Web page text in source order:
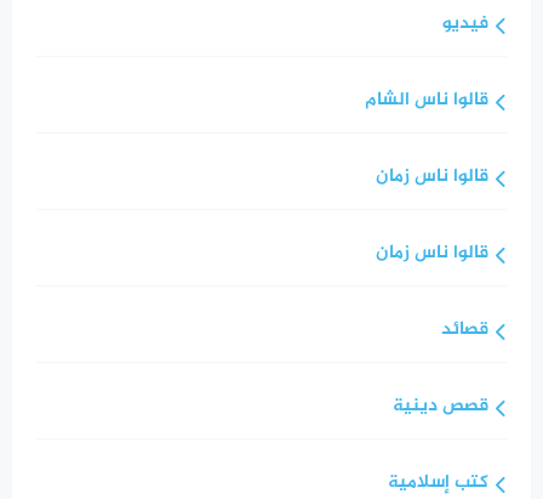
فيديو
قالوا ناس الشام
قالوا ناس زمان
قالوا ناس زمان
قصائد
قصص دينية
كتب إسلامية